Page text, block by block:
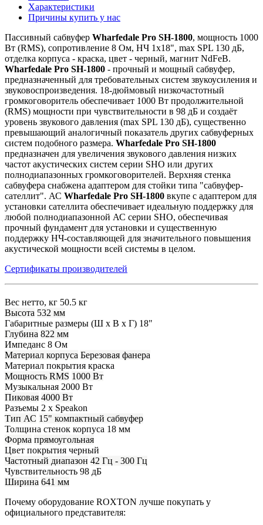
Характеристики
Причины купить у нас
Пассивный сабвуфер Wharfedale Pro SH-1800, мощность 1000
Вт (RMS), сопротивление 8 Ом, НЧ 1х18", max SPL 130 дБ,
отделка корпуса - краска, цвет - черный, магнит NdFeB.
Wharfedale Pro SH-1800 - прочный и мощный сабвуфер,
предназначенный для требовательных систем звукоусиления и
звуковоспроизведения. 18-дюймовый низкочастотный
громкоговоритель обеспечивает 1000 Вт продолжительной
(RMS) мощности при чувствительности в 98 дБ и создаёт
уровень звукового давления (max SPL 130 дБ), существенно
превышающий аналогичный показатель других сабвуферных
систем подобного размера. Wharfedale Pro SH-1800
предназначен для увеличения звукового давления низких
частот акустических систем серии SHO или других
полнодиапазонных громкоговорителей. Верхняя стенка
сабвуфера снабжена адаптером для стойки типа "сабвуфер-
сателлит". АС Wharfedale Pro SH-1800 вкупе с адаптером для
установки сателлита обеспечивает идеальную поддержку для
любой полнодиапазонной АС серии SHO, обеспечивая
прочный фундамент для установки и существенную
поддержку НЧ-составляющей для значительного повышения
акустической мощности всей системы в целом.
Сертификаты производителей
Вес нетто, кг 50.5 кг
Высота 532 мм
Габаритные размеры (Ш х В х Г) 18"
Глубина 822 мм
Импеданс 8 Ом
Материал корпуса Березовая фанера
Материал покрытия краска
Мощность RMS 1000 Вт
Музыкальная 2000 Вт
Пиковая 4000 Вт
Разъемы 2 х Speakon
Тип АС 15" компактный сабвуфер
Толщина стенок корпуса 18 мм
Форма прямоугольная
Цвет покрытия черный
Частотный диапазон 42 Гц - 300 Гц
Чувствительность 98 дБ
Ширина 641 мм
Почему оборудование ROXTON лучше покупать у
официального представителя: